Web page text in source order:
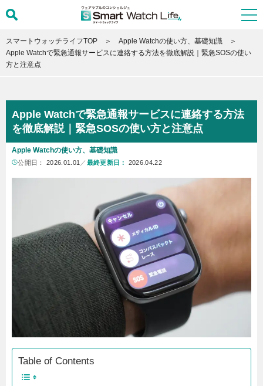
スマートウォッチライフTOP
Apple Watchの使い方、基礎知識
Apple Watchで緊急通報サービスに連絡する方法を徹底解説｜緊急SOSの使い
方と注意点
Apple Watchで緊急通報サービスに連絡する方法
を徹底解説｜緊急SOSの使い方と注意点
Apple Watchの使い方、基礎知識
公開日： 2026.01.01 ／ 最終更新日： 2026.04.22
Table of Contents